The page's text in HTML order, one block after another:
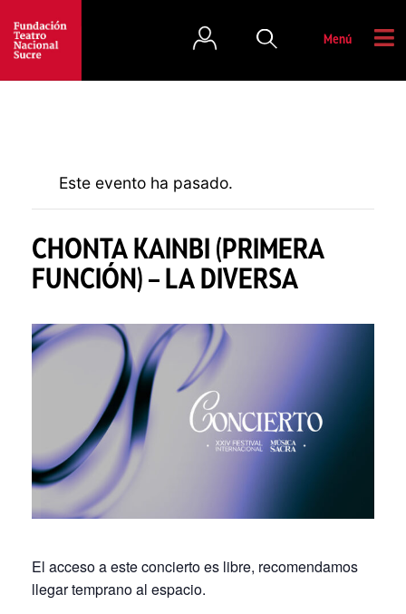
Menú
Este evento ha pasado.
CHONTA KAINBI (PRIMERA
FUNCIÓN) – LA DIVERSA
El acceso a este concierto es libre, recomendamos
llegar temprano al espacio.